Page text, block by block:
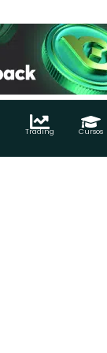
Trading Cursos